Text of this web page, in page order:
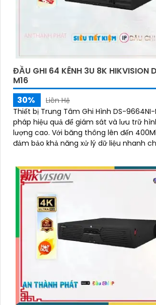
ĐẦU GHI 64 KÊNH 3U 8K HIKVISION
M16
30%
Liên Hệ
Thiết bị Trung Tâm Ghi Hình DS-
pháp hiệu quả để giám sát và lưu trữ
lượng cao. Với băng thông lên đến 400Mbps, thiết bị
đảm bảo khả năng xử lý dữ liệu nhanh